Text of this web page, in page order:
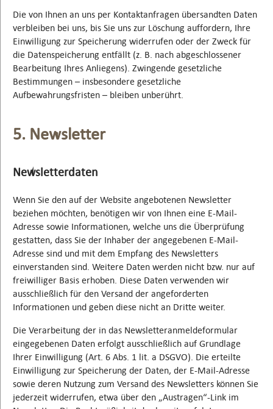
Die von Ihnen an uns per Kontaktanfragen übersandten Daten
verbleiben bei uns, bis Sie uns zur Löschung auffordern, Ihre
Einwilligung zur Speicherung widerrufen oder der Zweck für
die Datenspeicherung entfällt (z. B. nach abgeschlossener
Bearbeitung Ihres Anliegens). Zwingende gesetzliche
Bestimmungen – insbesondere gesetzliche
Aufbewahrungsfristen – bleiben unberührt.
5. Newsletter
Newsletterdaten
Wenn Sie den auf der Website angebotenen Newsletter
beziehen möchten, benötigen wir von Ihnen eine E-Mail-
Adresse sowie Informationen, welche uns die Überprüfung
gestatten, dass Sie der Inhaber der angegebenen E-Mail-
Adresse sind und mit dem Empfang des Newsletters
einverstanden sind. Weitere Daten werden nicht bzw. nur auf
freiwilliger Basis erhoben. Diese Daten verwenden wir
ausschließlich für den Versand der angeforderten
Informationen und geben diese nicht an Dritte weiter.
Die Verarbeitung der in das Newsletteranmeldeformular
eingegebenen Daten erfolgt ausschließlich auf Grundlage
Ihrer Einwilligung (Art. 6 Abs. 1 lit. a DSGVO). Die erteilte
Einwilligung zur Speicherung der Daten, der E-Mail-Adresse
sowie deren Nutzung zum Versand des Newsletters können Sie
jederzeit widerrufen, etwa über den „Austragen“-Link im